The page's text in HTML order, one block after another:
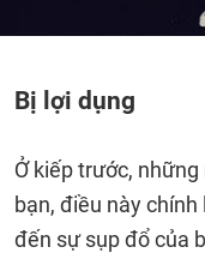
Bị lợi dụng
Ở kiếp trước,
bạn, điều này
đến sự sụp đổ của